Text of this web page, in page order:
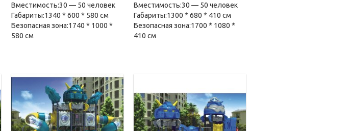
Вместимость:30 — 50 человек
Габариты:1340 * 600 * 580 см
Безопасная зона:1740 * 1000 *
580 см
Вместимость:30 — 50 человек
Габариты:1300 * 680 * 410 см
Безопасная зона:1700 * 1080 *
410 см